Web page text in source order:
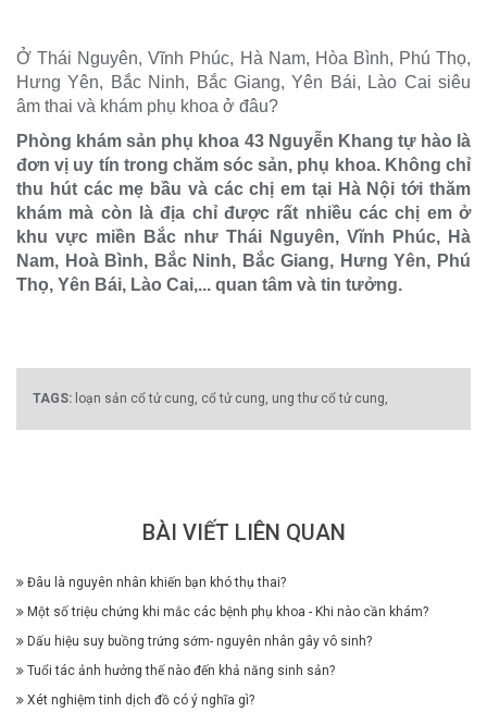
Ở Thái Nguyên, Vĩnh Phúc, Hà Nam, Hòa Bình, Phú Thọ,
Hưng Yên, Bắc Ninh, Bắc Giang, Yên Bái, Lào Cai siêu
âm thai và khám phụ khoa ở đâu?
Phòng khám sản phụ khoa 43 Nguyễn Khang tự hào là
đơn vị uy tín trong chăm sóc sản, phụ khoa. Không chỉ
thu hút các mẹ bầu và các chị em tại Hà Nội tới thăm
khám mà còn là địa chỉ được rất nhiều các chị em ở
khu vực miền Bắc như Thái Nguyên, Vĩnh Phúc, Hà
Nam, Hoà Bình, Bắc Ninh, Bắc Giang, Hưng Yên, Phú
Thọ, Yên Bái, Lào Cai,... quan tâm và tin tưởng.
TAGS: loạn sản cổ tử cung, cổ tử cung, ung thư cổ tử cung,
BÀI VIẾT LIÊN QUAN
Đâu là nguyên nhân khiến bạn khó thụ thai?
Một số triệu chứng khi mắc các bệnh phụ khoa - Khi nào cần khám?
Dấu hiệu suy buồng trứng sớm- nguyên nhân gây vô sinh?
Tuổi tác ảnh hưởng thế nào đến khả năng sinh sản?
Xét nghiệm tinh dịch đồ có ý nghĩa gì?